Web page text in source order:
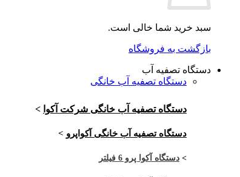
سبد خرید شما خالی است.
بازگشت به فروشگاه
دستگاه تصفیه آب
دستگاه تصفیه آب خانگی
دستگاه تصفیه آب خانگی شرکت آکوا >
دستگاه تصفیه آب خانگی آکواپرو >
> دستگاه آکوا پرو 6 فیلتر